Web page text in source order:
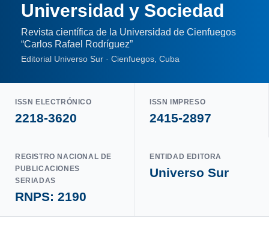
Universidad y Sociedad
Revista científica de la Universidad de Cienfuegos
“Carlos Rafael Rodríguez”
Editorial Universo Sur · Cienfuegos, Cuba
ISSN ELECTRÓNICO
2218-3620
ISSN IMPRESO
2415-2897
REGISTRO NACIONAL DE
PUBLICACIONES
SERIADAS
RNPS: 2190
ENTIDAD EDITORA
Universo Sur